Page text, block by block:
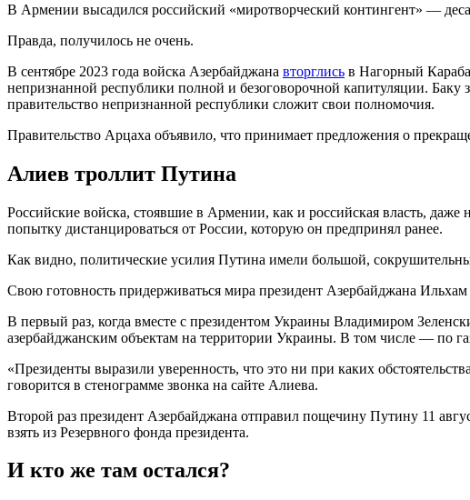
В Армении высадился российский «миротворческий контингент» —
Правда, получилось не очень.
В сентябре 2023 года войска Азербайджана вторглись в Нагорный
непризнанной республики полной и безоговорочной капитуляции. Баку
правительство непризнанной республики сложит свои полномочия.
Правительство Арцаха объявило, что принимает предложения о
Алиев троллит Путина
Российские войска, стоявшие в Армении, как и российская власть,
попытку дистанцироваться от России, которую он предпринял ранее.
Как видно, политические усилия Путина имели большой,
Свою готовность придерживаться мира президент Азербайджана
В первый раз, когда вместе с президентом Украины Владимиром
азербайджанским объектам на территории Украины. В том числе — по
«Президенты выразили уверенность, что это ни при каких
говорится в стенограмме звонка на сайте Алиева.
Второй раз президент Азербайджана отправил пощечину Путину 11
взять из Резервного фонда президента.
И кто же там остался?